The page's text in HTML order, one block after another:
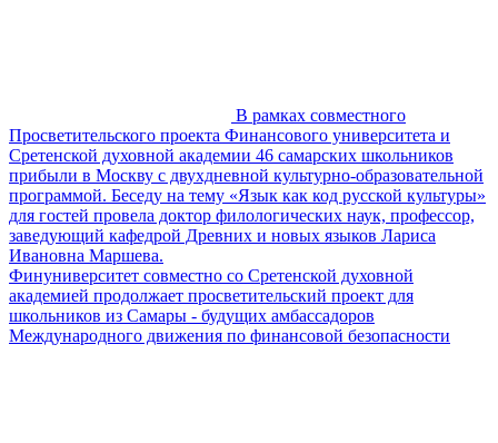
В рамках совместного
Просветительского проекта Финансового университета и
Сретенской духовной академии 46 самарских школьников
прибыли в Москву с двухдневной культурно-образовательной
программой. Беседу на тему «Язык как код русской культуры»
для гостей провела доктор филологических наук, профессор,
заведующий кафедрой Древних и новых языков Лариса
Ивановна Маршева.
Финуниверситет совместно со Сретенской духовной
академией продолжает просветительский проект для
школьников из Самары - будущих амбассадоров
Международного движения по финансовой безопасности